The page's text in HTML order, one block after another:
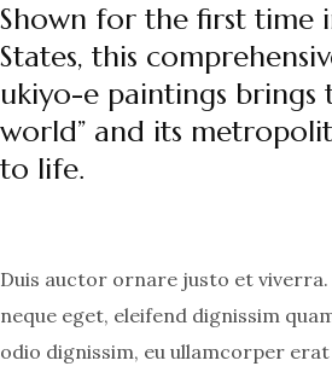
Shown for the first time
States, this
ukiyo-e paintings brings
world” and its
to life.
Duis auctor ornare justo et
neque eget, eleifend dignissim
odio dignissim, eu ullamcorper